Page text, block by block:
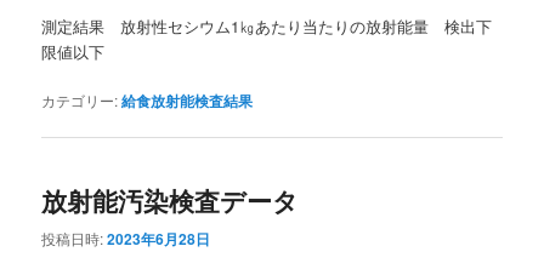
測定結果 放射性セシウム1㎏あたり当たりの放射能量 検出下
限値以下
カテゴリー:給食放射能検査結果
放射能汚染検査データ
投稿日時:2023年6月28日